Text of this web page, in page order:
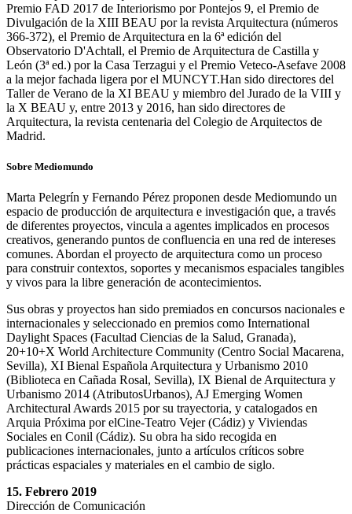
Premio FAD 2017 de Interiorismo por Pontejos 9, el Premio de
Divulgación de la XIII BEAU por la revista Arquitectura (números
366-372), el Premio de Arquitectura en la 6ª edición del
Observatorio D'Achtall, el Premio de Arquitectura de Castilla y
León (3ª ed.) por la Casa Terzagui y el Premio Veteco-Asefave 2008
a la mejor fachada ligera por el MUNCYT.Han sido directores del
Taller de Verano de la XI BEAU y miembro del Jurado de la VIII y
la X BEAU y, entre 2013 y 2016, han sido directores de
Arquitectura, la revista centenaria del Colegio de Arquitectos de
Madrid.
Sobre Mediomundo
Marta Pelegrín y Fernando Pérez proponen desde Mediomundo un
espacio de producción de arquitectura e investigación que, a través
de diferentes proyectos, vincula a agentes implicados en procesos
creativos, generando puntos de confluencia en una red de intereses
comunes. Abordan el proyecto de arquitectura como un proceso
para construir contextos, soportes y mecanismos espaciales tangibles
y vivos para la libre generación de acontecimientos.
Sus obras y proyectos han sido premiados en concursos nacionales e
internacionales y seleccionado en premios como International
Daylight Spaces (Facultad Ciencias de la Salud, Granada),
20+10+X World Architecture Community (Centro Social Macarena,
Sevilla), XI Bienal Española Arquitectura y Urbanismo 2010
(Biblioteca en Cañada Rosal, Sevilla), IX Bienal de Arquitectura y
Urbanismo 2014 (AtributosUrbanos), AJ Emerging Women
Architectural Awards 2015 por su trayectoria, y catalogados en
Arquia Próxima por elCine-Teatro Vejer (Cádiz) y Viviendas
Sociales en Conil (Cádiz). Su obra ha sido recogida en
publicaciones internacionales, junto a artículos críticos sobre
prácticas espaciales y materiales en el cambio de siglo.
15. Febrero 2019
Dirección de Comunicación